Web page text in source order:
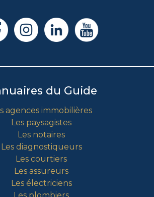
du Guide
agences immobilières
Les paysagistes
Les notaires
Les diagnostiqueurs
Les courtiers
Les assureurs
Les électriciens